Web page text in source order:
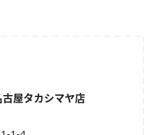
屋タカシマヤ店